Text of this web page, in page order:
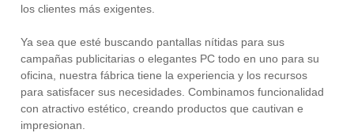
los clientes más exigentes.
Ya sea que esté buscando pantallas nítidas para sus
campañas publicitarias o elegantes PC todo en uno para su
oficina, nuestra fábrica tiene la experiencia y los recursos
para satisfacer sus necesidades. Combinamos funcionalidad
con atractivo estético, creando productos que cautivan e
impresionan.